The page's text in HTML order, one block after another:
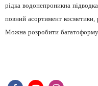
рідка водонепроникна
повний асортимент косметики,
Можна розробити